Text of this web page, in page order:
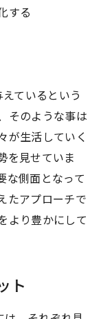
する
ているという
そのような事は
が生活していく
を見せていま
な側面となって
たアプローチで
より豊かにして
ト